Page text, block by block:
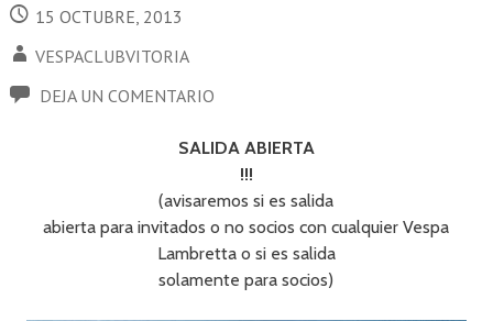
15 OCTUBRE, 2013
VESPACLUBVITORIA
DEJA UN COMENTARIO
SALIDA ABIERTA
!!!
(avisaremos si es salida
abierta para invitados o no socios con cualquier Vespa
Lambretta o si es salida
solamente para socios)